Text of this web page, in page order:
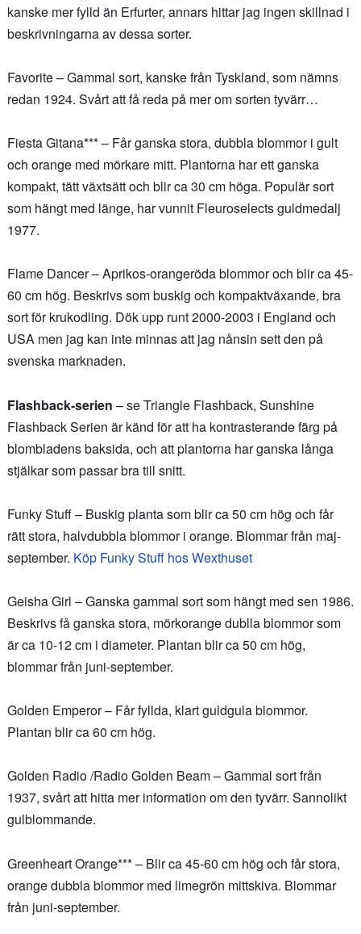
kanske mer fylld än Erfurter, annars hittar jag ingen skillnad i
beskrivningarna av dessa sorter.
Favorite – Gammal sort, kanske från Tyskland, som nämns
redan 1924. Svårt att få reda på mer om sorten tyvärr…
Fiesta Gitana*** – Får ganska stora, dubbla blommor i gult
och orange med mörkare mitt. Plantorna har ett ganska
kompakt, tätt växtsätt och blir ca 30 cm höga. Populär sort
som hängt med länge, har vunnit Fleuroselects guldmedalj
1977.
Flame Dancer – Aprikos-orangeröda blommor och blir ca 45-
60 cm hög. Beskrivs som buskig och kompaktväxande, bra
sort för krukodling. Dök upp runt 2000-2003 i England och
USA men jag kan inte minnas att jag nånsin sett den på
svenska marknaden.
Flashback-serien – se Triangle Flashback, Sunshine
Flashback Serien är känd för att ha kontrasterande färg på
blombladens baksida, och att plantorna har ganska långa
stjälkar som passar bra till snitt.
Funky Stuff – Buskig planta som blir ca 50 cm hög och får
rätt stora, halvdubbla blommor i orange. Blommar från maj-
september. Köp Funky Stuff hos Wexthuset
Geisha Girl – Ganska gammal sort som hängt med sen 1986.
Beskrivs få ganska stora, mörkorange dublla blommor som
är ca 10-12 cm i diameter. Plantan blir ca 50 cm hög,
blommar från juni-september.
Golden Emperor – Får fyllda, klart guldgula blommor.
Plantan blir ca 60 cm hög.
Golden Radio /Radio Golden Beam – Gammal sort från
1937, svårt att hitta mer information om den tyvärr. Sannolikt
gulblommande.
Greenheart Orange*** – Blir ca 45-60 cm hög och får stora,
orange dubbla blommor med limegrön mittskiva. Blommar
från juni-september.